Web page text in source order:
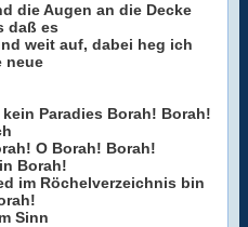
die Augen an die Decke
daß es
weit auf, dabei heg ich
neue
Paradies Borah! Borah!
O Borah! Borah!
Borah!
im Röchelverzeichnis bin
Sinn